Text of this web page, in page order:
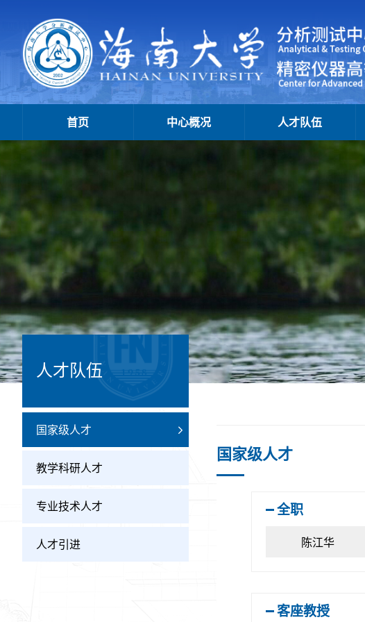
首页 中心概况 人才队伍
人才队伍
国家级人才
教学科研人才
专业技术人才
人才引进
国家级人才
全职
陈江华
客座教授